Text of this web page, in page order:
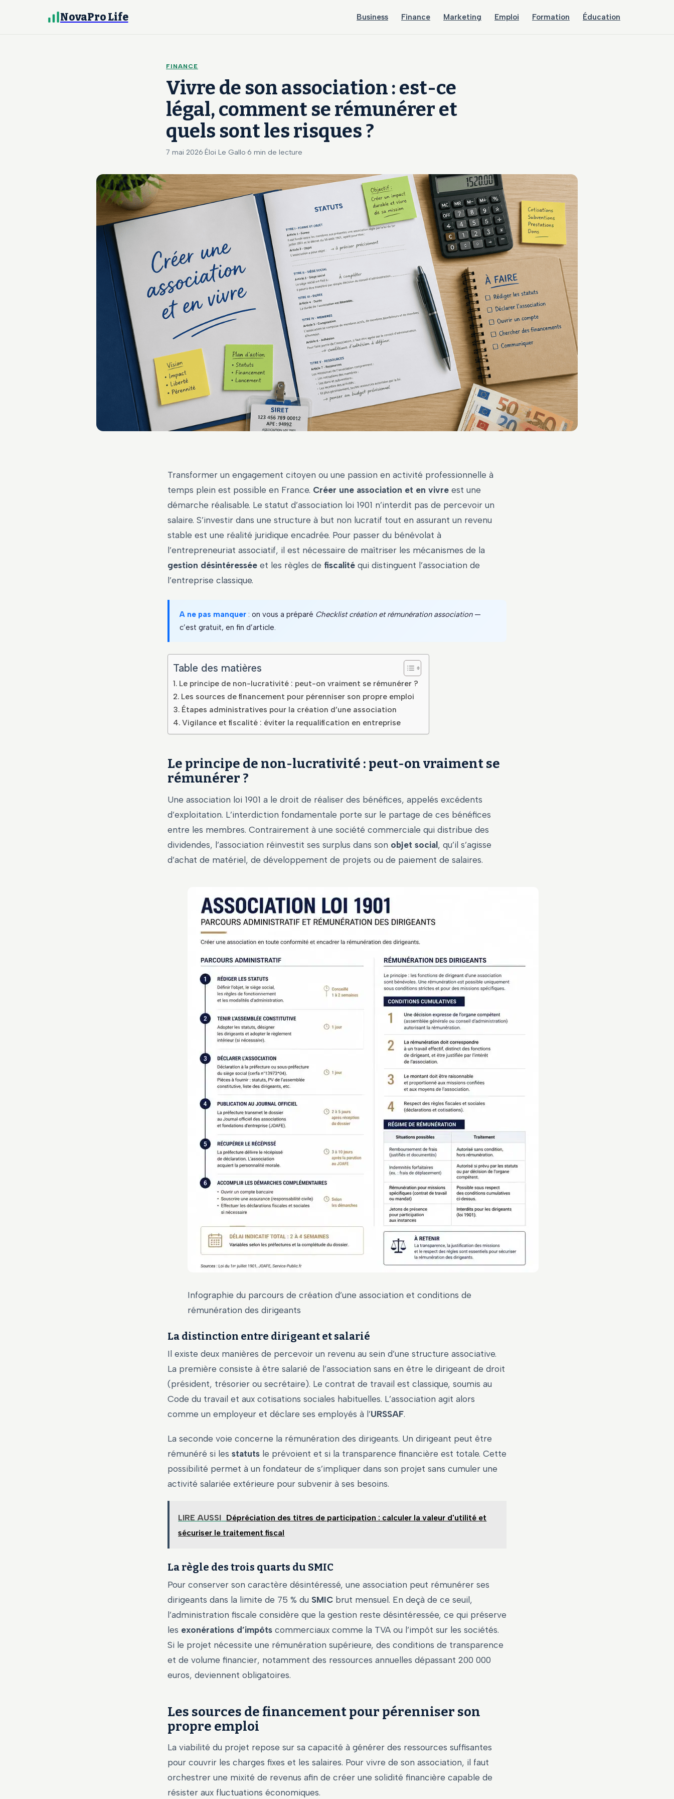
NovaPro Life Business Finance Marketing Emploi Formation Éducation
FINANCE
Vivre de son association : est-ce
légal, comment se rémunérer et
quels sont les risques ?
7 mai 2026·Éloi Le Gallo·6 min de lecture
Transformer un engagement citoyen ou une passion en activité professionnelle à
temps plein est possible en France. Créer une association et en vivre est une
démarche réalisable. Le statut d’association loi 1901 n’interdit pas de percevoir un
salaire. S’investir dans une structure à but non lucratif tout en assurant un revenu
stable est une réalité juridique encadrée. Pour passer du bénévolat à
l’entrepreneuriat associatif, il est nécessaire de maîtriser les mécanismes de la
gestion désintéressée et les règles de fiscalité qui distinguent l’association de
l’entreprise classique.
A ne pas manquer : on vous a préparé Checklist création et rémunération association—
c’est gratuit, en fin d’article.
Table des matières
Le principe de non-lucrativité : peut-on vraiment se rémunérer ?
Les sources de financement pour pérenniser son propre emploi
Étapes administratives pour la création d’une association
Vigilance et fiscalité : éviter la requalification en entreprise
Le principe de non-lucrativité : peut-on vraiment se
rémunérer ?
Une association loi 1901 a le droit de réaliser des bénéfices, appelés excédents
d’exploitation. L’interdiction fondamentale porte sur le partage de ces bénéfices
entre les membres. Contrairement à une société commerciale qui distribue des
dividendes, l’association réinvestit ses surplus dans son objet social, qu’il s’agisse
d’achat de matériel, de développement de projets ou de paiement de salaires.
Infographie du parcours de création d’une association et conditions de
rémunération des dirigeants
La distinction entre dirigeant et salarié
Il existe deux manières de percevoir un revenu au sein d’une structure associative.
La première consiste à être salarié de l’association sans en être le dirigeant de droit
(président, trésorier ou secrétaire). Le contrat de travail est classique, soumis au
Code du travail et aux cotisations sociales habituelles. L’association agit alors
comme un employeur et déclare ses employés à l’URSSAF.
La seconde voie concerne la rémunération des dirigeants. Un dirigeant peut être
rémunéré si les statuts le prévoient et si la transparence financière est totale. Cette
possibilité permet à un fondateur de s’impliquer dans son projet sans cumuler une
activité salariée extérieure pour subvenir à ses besoins.
LIRE AUSSI Dépréciation des titres de participation : calculer la valeur d'utilité et
sécuriser le traitement fiscal
La règle des trois quarts du SMIC
Pour conserver son caractère désintéressé, une association peut rémunérer ses
dirigeants dans la limite de 75 % du SMIC brut mensuel. En deçà de ce seuil,
l’administration fiscale considère que la gestion reste désintéressée, ce qui préserve
les exonérations d’impôts commerciaux comme la TVA ou l’impôt sur les sociétés.
Si le projet nécessite une rémunération supérieure, des conditions de transparence
et de volume financier, notamment des ressources annuelles dépassant 200 000
euros, deviennent obligatoires.
Les sources de financement pour pérenniser son
propre emploi
La viabilité du projet repose sur sa capacité à générer des ressources suffisantes
pour couvrir les charges fixes et les salaires. Pour vivre de son association, il faut
orchestrer une mixité de revenus afin de créer une solidité financière capable de
résister aux fluctuations économiques.